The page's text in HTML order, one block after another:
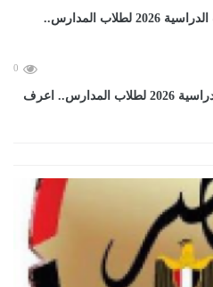
0
أماكن وطرق سداد المصروفات الدراسية 2026 لطلاب المدارس.. اعرف